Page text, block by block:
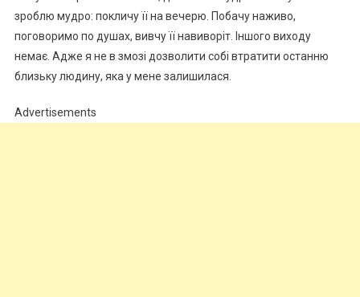
зроблю мудро: покличу її на вечерю. Побачу наживо,
поговоримо по душах, вивчу її навиворіт. Іншого виходу
немає. Адже я не в змозі дозволити собі втратити останню
близьку людину, яка у мене залишилася.
Advertisements